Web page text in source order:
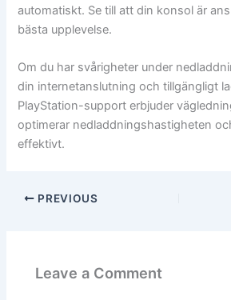
automatiskt. Se till att din konsol är
bästa upplevelse.
Om du har svårigheter under
din internetanslutning och tillgängligt
PlayStation-support erbjuder
optimerar nedladdningshastigheten
effektivt.
PREVIOUS
Leave a Comment